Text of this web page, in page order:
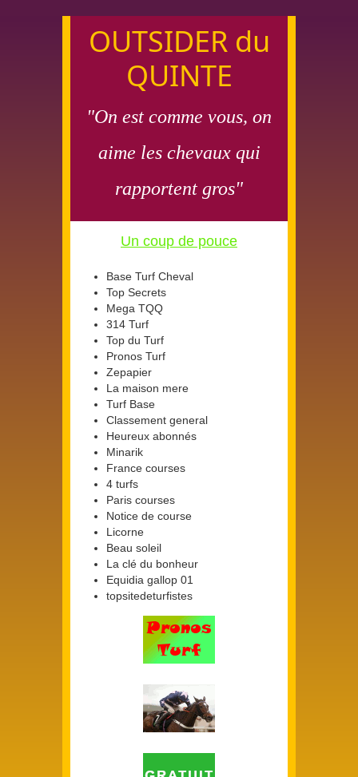
OUTSIDER du
QUINTE
"On est comme vous, on
aime les chevaux qui
rapportent gros"
Un coup de pouce
Base Turf Cheval
Top Secrets
Mega TQQ
314 Turf
Top du Turf
Pronos Turf
Zepapier
La maison mere
Turf Base
Classement general
Heureux abonnés
Minarik
France courses
4 turfs
Paris courses
Notice de course
Licorne
Beau soleil
La clé du bonheur
Equidia gallop 01
topsitedeturfistes